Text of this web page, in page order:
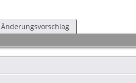
Änderungsvorschlag